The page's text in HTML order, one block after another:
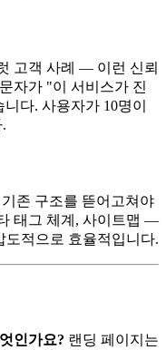
고객 사례 — 이런 신뢰
자가 "이 서비스가 진
다. 사용자가 10명이
존 구조를 뜯어고쳐야
태그 체계, 사이트맵 —
도적으로 효율적입니다.
인가요? 랜딩 페이지는